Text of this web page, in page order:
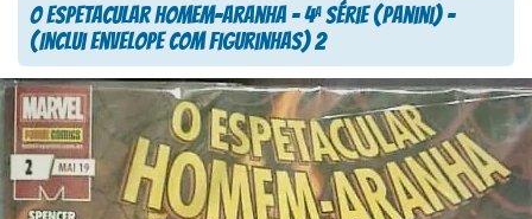
O Espetacular Homem-Aranha – 4aSérie (Panini) –
(Inclui Envelope com figurinhas) 2